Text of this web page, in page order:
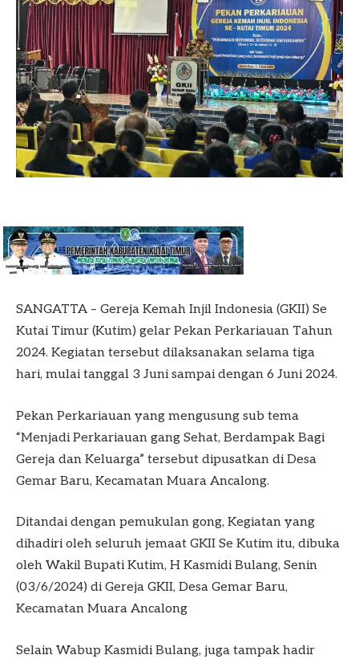
SANGATTA – Gereja Kemah Injil Indonesia (GKII) Se
Kutai Timur (Kutim) gelar Pekan Perkariauan Tahun
2024. Kegiatan tersebut dilaksanakan selama tiga
hari, mulai tanggal 3 Juni sampai dengan 6 Juni 2024.
Pekan Perkariauan yang mengusung sub tema
“Menjadi Perkariauan gang Sehat, Berdampak Bagi
Gereja dan Keluarga” tersebut dipusatkan di Desa
Gemar Baru, Kecamatan Muara Ancalong.
Ditandai dengan pemukulan gong, Kegiatan yang
dihadiri oleh seluruh jemaat GKII Se Kutim itu, dibuka
oleh Wakil Bupati Kutim, H Kasmidi Bulang, Senin
(03/6/2024) di Gereja GKII, Desa Gemar Baru,
Kecamatan Muara Ancalong
Selain Wabup Kasmidi Bulang, juga tampak hadir